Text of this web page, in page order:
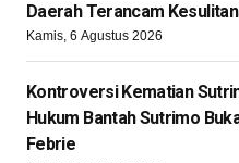
Daerah Terancam
Kamis, 6 Agustus 2026
Kontroversi Kematian
Hukum Bantah Sutrimo
Febrie